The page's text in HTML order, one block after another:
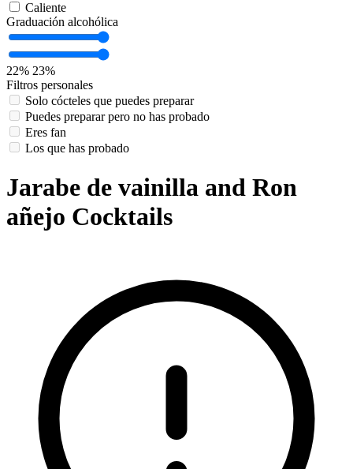
Caliente
Graduación alcohólica
22% 23%
Filtros personales
Solo cócteles que puedes preparar
Puedes preparar pero no has probado
Eres fan
Los que has probado
Jarabe de vainilla and Ron
añejo Cocktails